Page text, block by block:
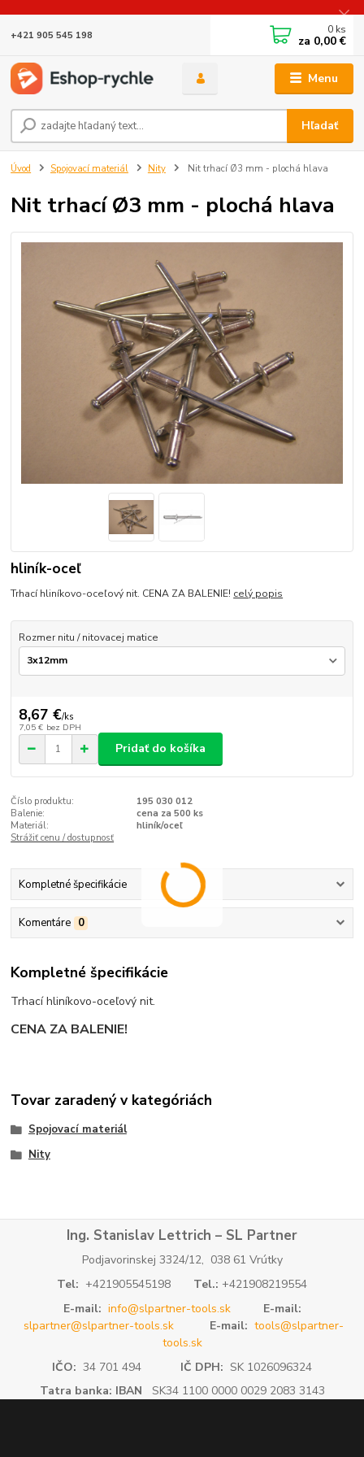
Menu
Hľadať
+421 905 545 198 0 ks
za 0,00 €
Úvod Spojovací materiál Nity Nit trhací Ø3 mm - plochá hlava
Nit trhací Ø3 mm - plochá hlava
hliník-oceľ
Trhací hliníkovo-oceľový nit. CENA ZA BALENIE! celý popis
Rozmer nitu / nitovacej matice
8,67 €/ks
7,05 € bez DPH
Pridať do košíka
Číslo produktu:
195 030 012
Balenie:
cena za 500 ks
Materiál:
hliník/oceľ
Strážiť cenu / dostupnosť
Kompletné špecifikácie
Komentáre 0
Kompletné špecifikácie
Trhací hliníkovo-oceľový nit.
CENA ZA BALENIE!
Tovar zaradený v kategóriách
Spojovací materiál
Nity
Ing. Stanislav Lettrich – SL Partner
Podjavorinskej 3324/12, 038 61 Vrútky
Tel: +421905545198 Tel.: +421908219554
E-mail: info@slpartner-tools.sk
E-mail:
slpartner@slpartner-tools.sk
E-mail: tools@slpartner-
tools.sk
IČO: 34 701 494 IČ DPH: SK 1026096324
Tatra banka: IBAN SK34 1100 0000 0029 2083 3143